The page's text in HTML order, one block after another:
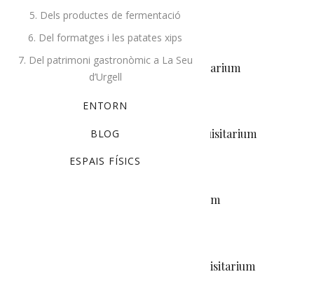
5. Dels productes de fermentació
6. Del formatges i les patates xips
7. Del patrimoni gastronòmic a La Seu
d’Urgell
ENTORN
BLOG
ESPAIS FÍSICS
Related products
Croquetes pernil. 12u. Exquisitarium
Trinxat de l’Alt Urgell 1r. Exquisitarium
READ MORE
Risotto de ceps 1r. Exquisitarium
Croquetes pollastre. 12u. Exquisitarium